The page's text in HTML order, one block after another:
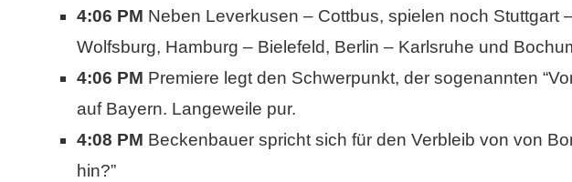
4:06 PM Neben Leverkusen – Cottbus, spielen noch Stuttgart
Wolfsburg, Hamburg – Bielefeld, Berlin – Karlsruhe und
4:06 PM Premiere legt den Schwerpunkt, der sogenannten
auf Bayern. Langeweile pur.
4:08 PM Beckenbauer spricht sich für den Verbleib von von
hin?”